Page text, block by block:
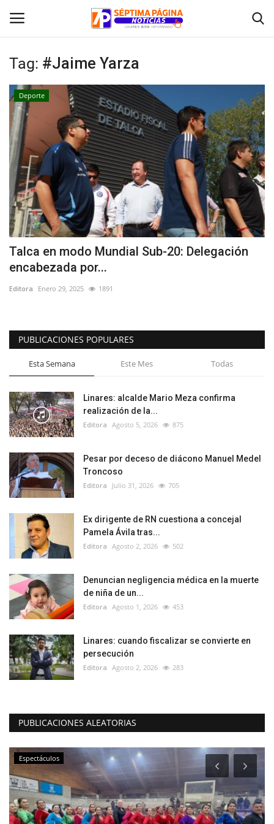
Inicio
Crónica
Policial
Tribunales
Deporte
Política
Espectáculos
Tag: #Jaime Yarza
Deporte
Talca en modo Mundial Sub-20: Delegación
encabezada por...
Editora Enero 29, 2025 1891
PUBLICACIONES POPULARES
Esta Semana Este Mes Todas
Linares: alcalde Mario Meza confirma
realización de la...
Editora Agosto 5, 2026 875
Pesar por deceso de diácono Manuel Medel
Troncoso
Editora Julio 31, 2026 705
Ex dirigente de RN cuestiona a concejal
Pamela Ávila tras...
Editora Agosto 2, 2026 502
Denuncian negligencia médica en la muerte
de niña de un...
Editora Agosto 1, 2026 453
Linares: cuando fiscalizar se convierte en
persecución
Editora Agosto 2, 2026 283
PUBLICACIONES ALEATORIAS
Espectáculos